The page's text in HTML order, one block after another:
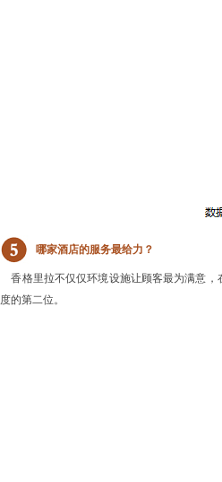
哪家酒店的服务最给力？
香格里拉不仅仅环境设施让顾客最为满意，
度的第二位。